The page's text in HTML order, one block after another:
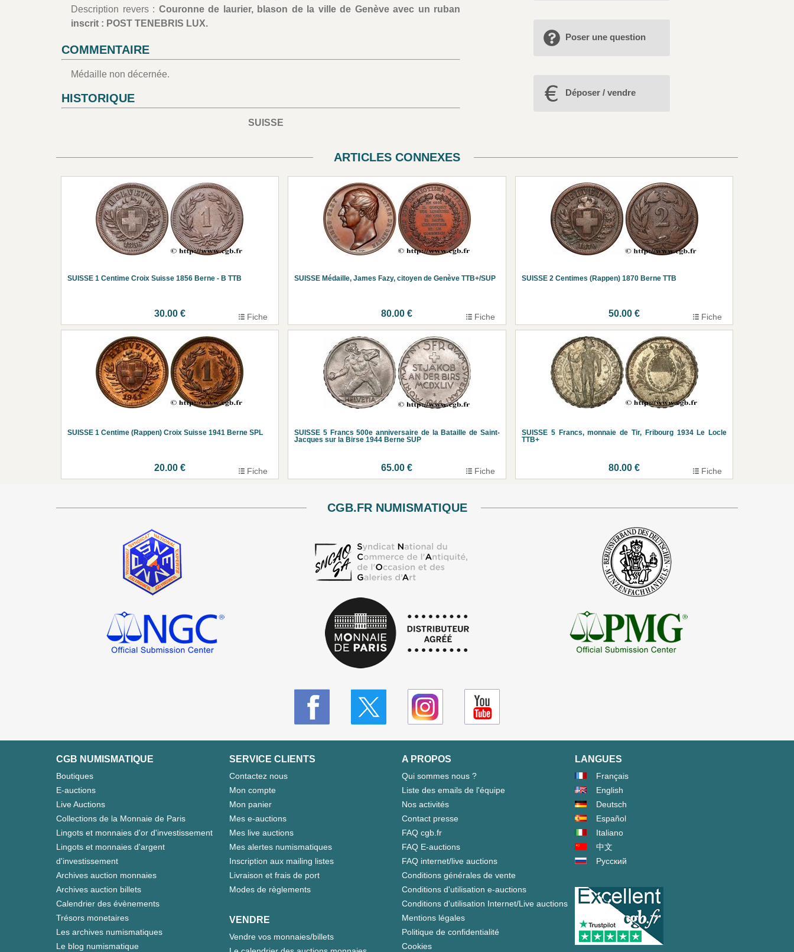
Description revers : Couronne de laurier, blason de la ville de Genève avec un ruban
inscrit : POST TENEBRIS LUX.
COMMENTAIRE
Médaille non décernée.
HISTORIQUE
SUISSE
Poser une question
Déposer / vendre
ARTICLES CONNEXES
SUISSE 1 Centime Croix Suisse 1856 Berne - B TTB
30.00 € Fiche
SUISSE Médaille, James Fazy, citoyen de Genève TTB+/SUP
80.00 € Fiche
SUISSE 2 Centimes (Rappen) 1870 Berne TTB
50.00 € Fiche
SUISSE 1 Centime (Rappen) Croix Suisse 1941 Berne SPL
20.00 € Fiche
SUISSE 5 Francs 500e anniversaire de la Bataille de Saint-
Jacques sur la Birse 1944 Berne SUP
65.00 € Fiche
SUISSE 5 Francs, monnaie de Tir, Fribourg 1934 Le Locle
TTB+
80.00 € Fiche
CGB.FR NUMISMATIQUE
CGB NUMISMATIQUE
Boutiques
E-auctions
Live Auctions
Collections de la Monnaie de Paris
Lingots et monnaies d'or d'investissement
Lingots et monnaies d'argent
d'investissement
Archives auction monnaies
Archives auction billets
Calendrier des évènements
Trésors monetaires
Les archives numismatiques
Le blog numismatique
SERVICE CLIENTS
Contactez nous
Mon compte
Mon panier
Mes e-auctions
Mes live auctions
Mes alertes numismatiques
Inscription aux mailing listes
Livraison et frais de port
Modes de règlements
VENDRE
Vendre vos monnaies/billets
A PROPOS
Qui sommes nous ?
Liste des emails de l'équipe
Nos activités
Contact presse
FAQ cgb.fr
FAQ E-auctions
FAQ internet/live auctions
Conditions générales de vente
Conditions d'utilisation e-auctions
Conditions d'utilisation Internet/Live auctions
Mentions légales
Politique de confidentialité
Cookies
LANGUES
Français
English
Deutsch
Español
Italiano
中文
Русский